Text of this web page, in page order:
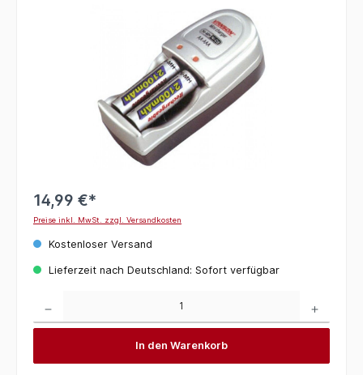
14,99 €*
Preise inkl. MwSt. zzgl. Versandkosten
Kostenloser Versand
Lieferzeit nach Deutschland: Sofort verfügbar
In den Warenkorb